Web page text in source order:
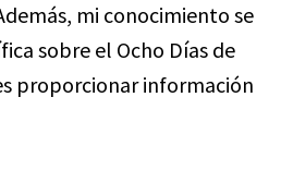
mi conocimiento se
sobre el Ocho Días de
proporcionar información